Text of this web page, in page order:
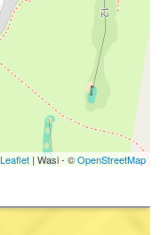
Leaflet | Wasi - ©OpenStreetMap